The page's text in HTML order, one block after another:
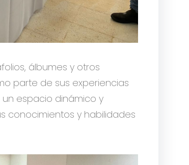
álbumes y otros
parte de sus experiencias
espacio dinámico y
conocimientos y habilidades